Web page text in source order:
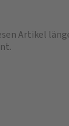
Artikel
.